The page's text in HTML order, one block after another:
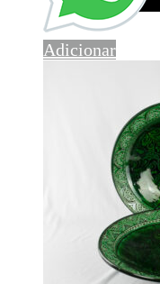
Adicionar